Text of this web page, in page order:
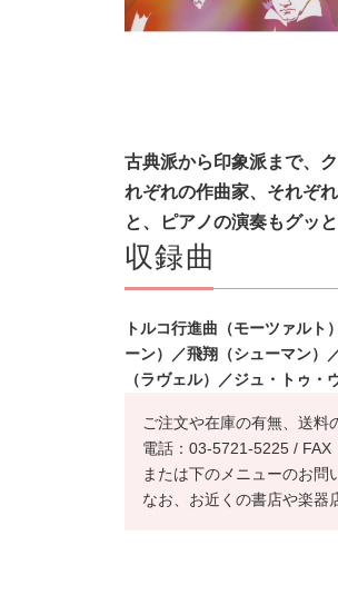
古典派から印象派まで、
れぞれの作曲家、それぞ
と、ピアノの演奏もグッ
収録曲
トルコ行進曲（モーツァル
ーン）／飛翔（シューマン）
（ラヴェル）／ジュ・トゥ・
ご注文や在庫の有無、送料
電話：03-5721-5225 / FAX
または下のメニューのお問
なお、お近くの書店や楽器